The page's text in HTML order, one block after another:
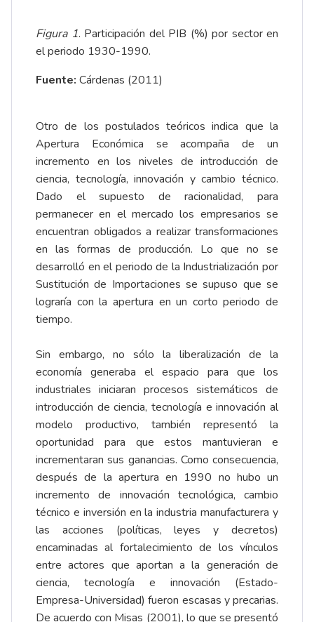
Figura 1. Participación del PIB (%) por sector en
el periodo 1930-1990.
Fuente: Cárdenas (2011)
Otro de los postulados teóricos indica que la
Apertura Económica se acompaña de un
incremento en los niveles de introducción de
ciencia, tecnología, innovación y cambio técnico.
Dado el supuesto de racionalidad, para
permanecer en el mercado los empresarios se
encuentran obligados a realizar transformaciones
en las formas de producción. Lo que no se
desarrolló en el periodo de la Industrialización por
Sustitución de Importaciones se supuso que se
lograría con la apertura en un corto periodo de
tiempo.
Sin embargo, no sólo la liberalización de la
economía generaba el espacio para que los
industriales iniciaran procesos sistemáticos de
introducción de ciencia, tecnología e innovación al
modelo productivo, también representó la
oportunidad para que estos mantuvieran e
incrementaran sus ganancias. Como consecuencia,
después de la apertura en 1990 no hubo un
incremento de innovación tecnológica, cambio
técnico e inversión en la industria manufacturera y
las acciones (políticas, leyes y decretos)
encaminadas al fortalecimiento de los vínculos
entre actores que aportan a la generación de
ciencia, tecnología e innovación (Estado-
Empresa-Universidad) fueron escasas y precarias.
De acuerdo con Misas (2001), lo que se presentó